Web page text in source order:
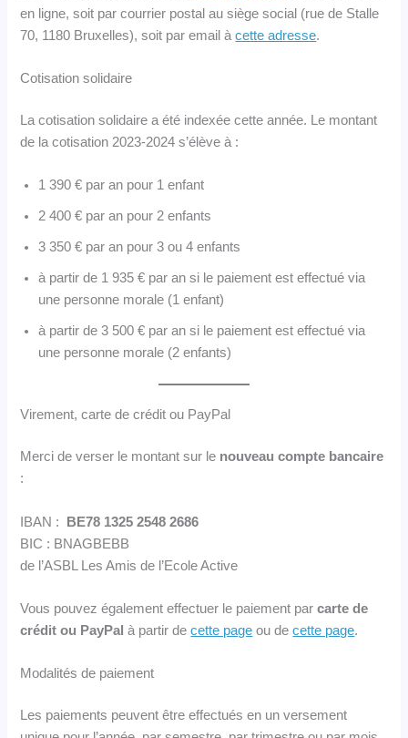
en ligne, soit par courrier postal au siège social (rue de Stalle
70, 1180 Bruxelles), soit par email àcette adresse.
Cotisation solidaire
La cotisation solidaire a été indexée cette année. Le montant
de la cotisation 2023-2024 s’élève à :
1 390 € par an pour 1 enfant
2 400 € par an pour 2 enfants
3 350 € par an pour 3 ou 4 enfants
à partir de 1 935 € par an si le paiement est effectué via
une personne morale (1 enfant)
à partir de 3 500 € par an si le paiement est effectué via
une personne morale (2 enfants)
Virement, carte de crédit ou PayPal
Merci de verser le montant sur le nouveau compte bancaire
:
IBAN : BE78 1325 2548 2686
BIC : BNAGBEBB
de l’ASBL Les Amis de l’Ecole Active
Vous pouvez également effectuer le paiement parcarte de
crédit ou PayPal à partir decette page ou decette page.
Modalités de paiement
Les paiements peuvent être effectués en un versement